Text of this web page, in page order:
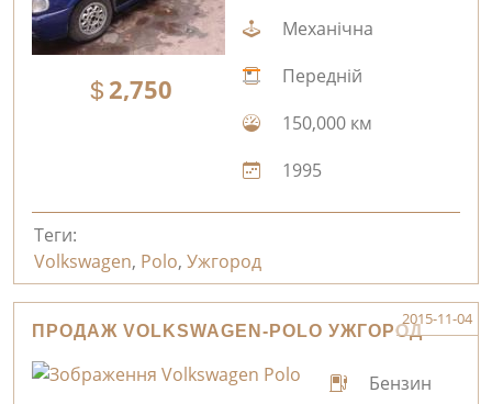
2,750
Механічна
Передній
150,000 км
1995
Теги:
Volkswagen, Polo, Ужгород
ПРОДАЖ VOLKSWAGEN-POLO УЖГОРОД
2015-11-04
Бензин